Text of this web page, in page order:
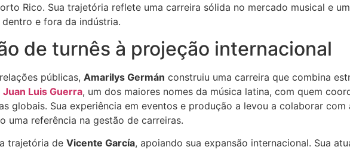
Rico. Sua trajetória reflete uma carreira sólida no mercado musical e
e fora da indústria.
de turnês à projeção internacional
públicas, Amarilys Germán construiu uma carreira que combina
Juan Luis Guerra, um dos maiores nomes da música latina, com quem
globais. Sua experiência em eventos e produção a levou a colaborar
uma referência na gestão de carreiras.
trajetória de Vicente García, apoiando sua expansão internacional. Sua